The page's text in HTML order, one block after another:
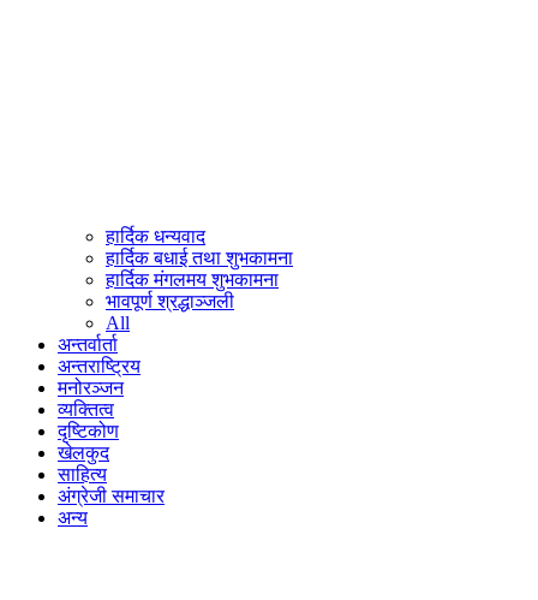
हार्दिक धन्यवाद
हार्दिक बधाई तथा शुभकामना
हार्दिक मंगलमय शुभकामना
भावपूर्ण श्रद्धाञ्जली
All
अन्तर्वार्ता
अन्तराष्ट्रिय
मनोरञ्जन
व्यक्तित्व
दृष्टिकोण
खेलकुद
साहित्य
अंग्रेजी समाचार
अन्य